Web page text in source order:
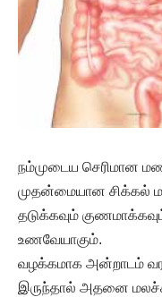
நம்முடைய செரிமான
முதன்மையான சிக்கல்
தடுக்கவும்
உணவேயாகும்.
வழக்கமாக அன்றாடம் வர
இருந்தால் அதனை